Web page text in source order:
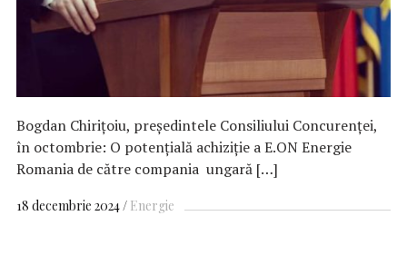
Bogdan Chiriţoiu, preşedintele Consiliului Concurenţei,
în octombrie: O potențială achiziție a E.ON Energie
Romania de către compania ungară […]
18 decembrie 2024 Energie